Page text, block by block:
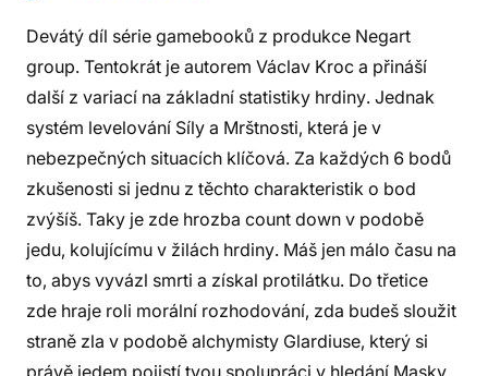
Devátý díl série gamebooků z produkce Negart
group. Tentokrát je autorem Václav Kroc a přináší
další z variací na základní statistiky hrdiny. Jednak
systém levelování Síly a Mrštnosti, která je v
nebezpečných situacích klíčová. Za každých 6 bodů
zkušenosti si jednu z těchto charakteristik o bod
zvýšíš. Taky je zde hrozba count down v podobě
jedu, kolujícímu v žilách hrdiny. Máš jen málo času na
to, abys vyvázl smrti a získal protilátku. Do třetice
zde hraje roli morální rozhodování, zda budeš sloužit
straně zla v podobě alchymisty Glardiuse, který si
právě jedem pojistí tvou spolupráci v hledání Masky